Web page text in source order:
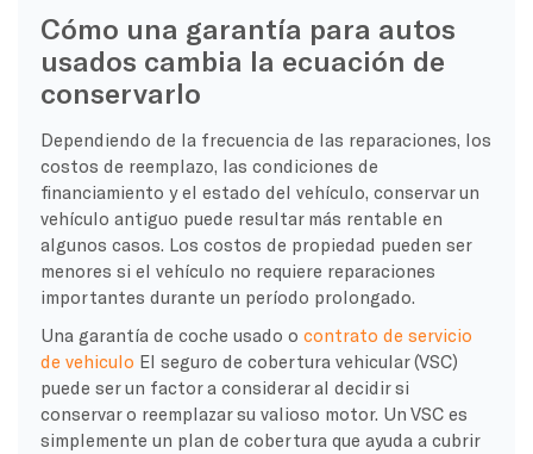
Cómo una garantía para autos
usados cambia la ecuación de
conservarlo
Dependiendo de la frecuencia de las reparaciones, los
costos de reemplazo, las condiciones de
financiamiento y el estado del vehículo, conservar un
vehículo antiguo puede resultar más rentable en
algunos casos. Los costos de propiedad pueden ser
menores si el vehículo no requiere reparaciones
importantes durante un período prolongado.
Una garantía de coche usado o contrato de servicio
de vehiculo El seguro de cobertura vehicular (VSC)
puede ser un factor a considerar al decidir si
conservar o reemplazar su valioso motor. Un VSC es
simplemente un plan de cobertura que ayuda a cubrir